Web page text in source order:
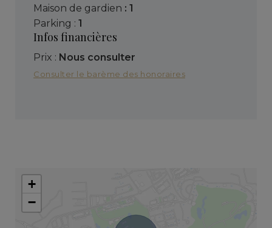
maison de gardien : 1
parking : 1
Infos financières
Prix : Nous consulter
Consulter le barème des honoraires
+
−